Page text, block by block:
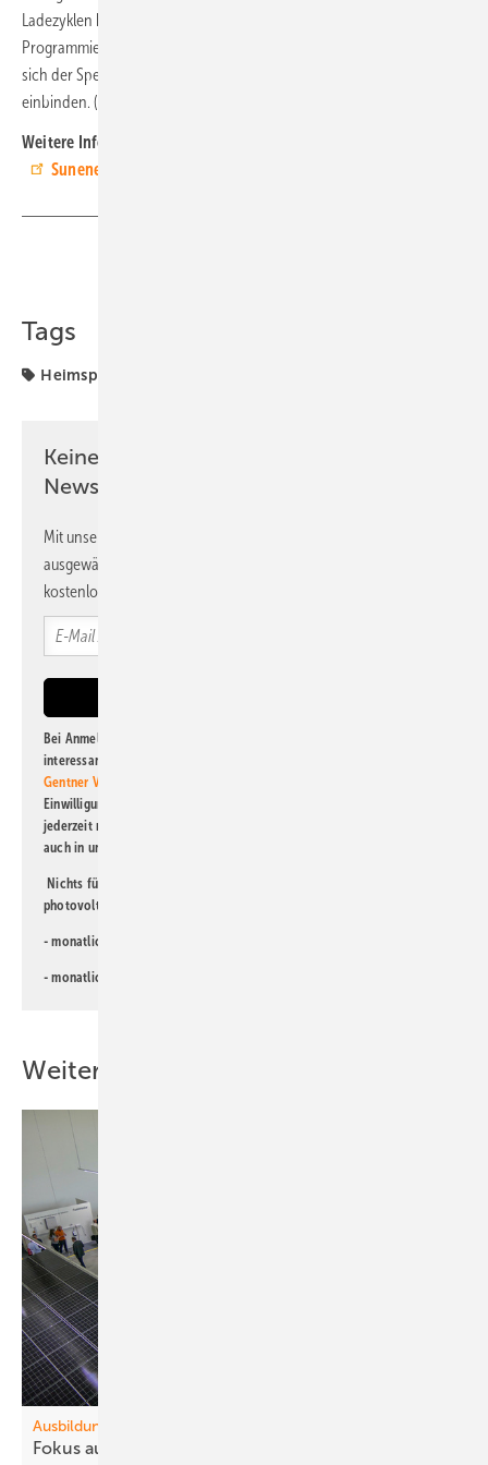
Ladezyklen bei 80 Prozent Entladetiefe. Über eine offene
Programmierschnittstelle und die Integration in Home Assistant lässt
sich der Speicher in bestehende Energiemanagementsysteme
einbinden. (nhp)
Weitere Informationen zur Produktneuheit unter
Sunenergyxt-Homepage
Tags
Heimspeicher
Keine Zeit? Kein Problem mit dem PV
Newsletter!
Mit unserem Newsletter erhalten Sie regelmäßig von uns
ausgewählte Informationen und Neuigkeiten, gebündelt und
kostenlos direkt ins Postfach.
Bei Anmeldung zu diesem Newsletter bin ich damit einverstanden, über
interessante Verlags- und Online-Angebote
Gentner Verlag GmbH & Co. KG
Einwilligung kann ich jederzeit widerrufen und eine Abmeldung ist
jederzeit möglich. Informationen zum Umgang mit Daten finden Sie
auch in unserer
Nichts für Sie dabei? Dann lesen Sie doch einen unserer weiteren
photovoltaik-Newsletter!
- monatlicher
- monatlicher
Weitere Inhalte
Ausbildung
Fokus auf Praxis und